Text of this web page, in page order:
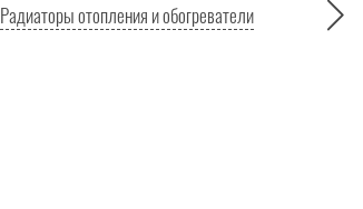
Радиаторы отопления и обогреватели